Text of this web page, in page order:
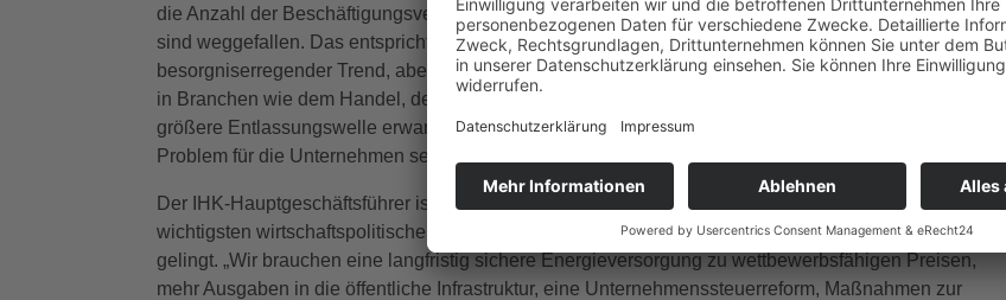
die Anzahl der Beschäftigungsverhältnisse geringfügig sinkt. Gut 150 Beschäftigungsverhältnisse
sind weggefallen. Das entspricht einem Minus von 0,2 Prozent. „Das ist zwar noch kein
besorgniserregender Trend, aber ein Signal, das wir ernst nehmen müssen“, so Steinmetz. Besonders
in Branchen wie dem Handel, der Metallindustrie und der Logistik gab es Beschäftigungsabbau. Eine
größere Entlassungswelle erwartet er jedoch nicht, da der Fachkräftemangel nach wie vor ein großes
Problem für die Unternehmen sei.
Der IHK-Hauptgeschäftsführer ist optimistisch, dass es nach den Bundestagswahlen bei den fünf
wichtigsten wirtschaftspolitischen Themenfeldern zu Reformen kommt und so die Trendumkehr
gelingt. „Wir brauchen eine langfristig sichere Energieversorgung zu wettbewerbsfähigen Preisen,
mehr Ausgaben in die öffentliche Infrastruktur, eine Unternehmenssteuerreform, Maßnahmen zur